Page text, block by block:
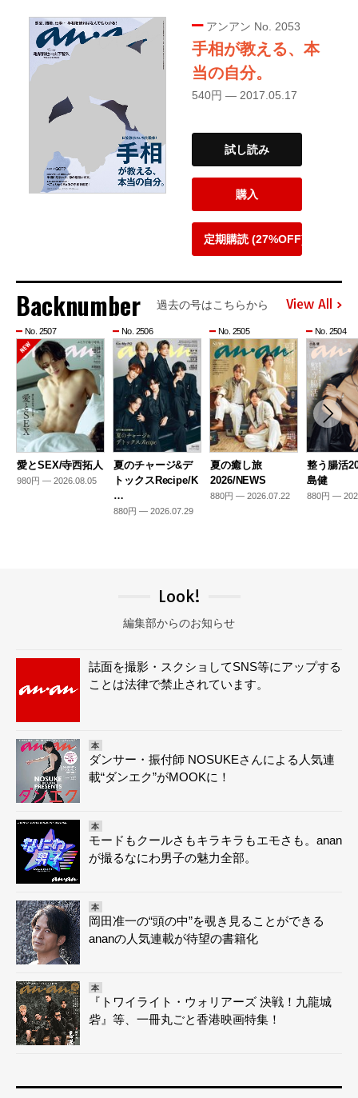
アンアン No. 2053
手相が教える、本
当の自分。
540円 — 2017.05.17
試し読み
購入
定期購読 (27%OFF)
Backnumber 過去の号はこちらから View All
No. 2507
愛とSEX/寺西拓人
980円 — 2026.08.05
No. 2506
夏のチャージ&デ
トックスRecipe/K
…
880円 — 2026.07.29
No. 2505
夏の癒し旅
2026/NEWS
880円 — 2026.07.22
No. 2504
整う腸活
島健
880円 —
Look!
編集部からのお知らせ
誌面を撮影・スクショしてSNS等にアップする
ことは法律で禁止されています。
本
ダンサー・振付師 NOSUKEさんによる人気連
載“ダンエク”がMOOKに！
本
モードもクールさもキラキラもエモさも。anan
が撮るなにわ男子の魅力全部。
本
岡田准一の“頭の中”を覗き見ることができる
ananの人気連載が待望の書籍化
本
『トワイライト・ウォリアーズ 決戦！九龍城
砦』等、一冊丸ごと香港映画特集！